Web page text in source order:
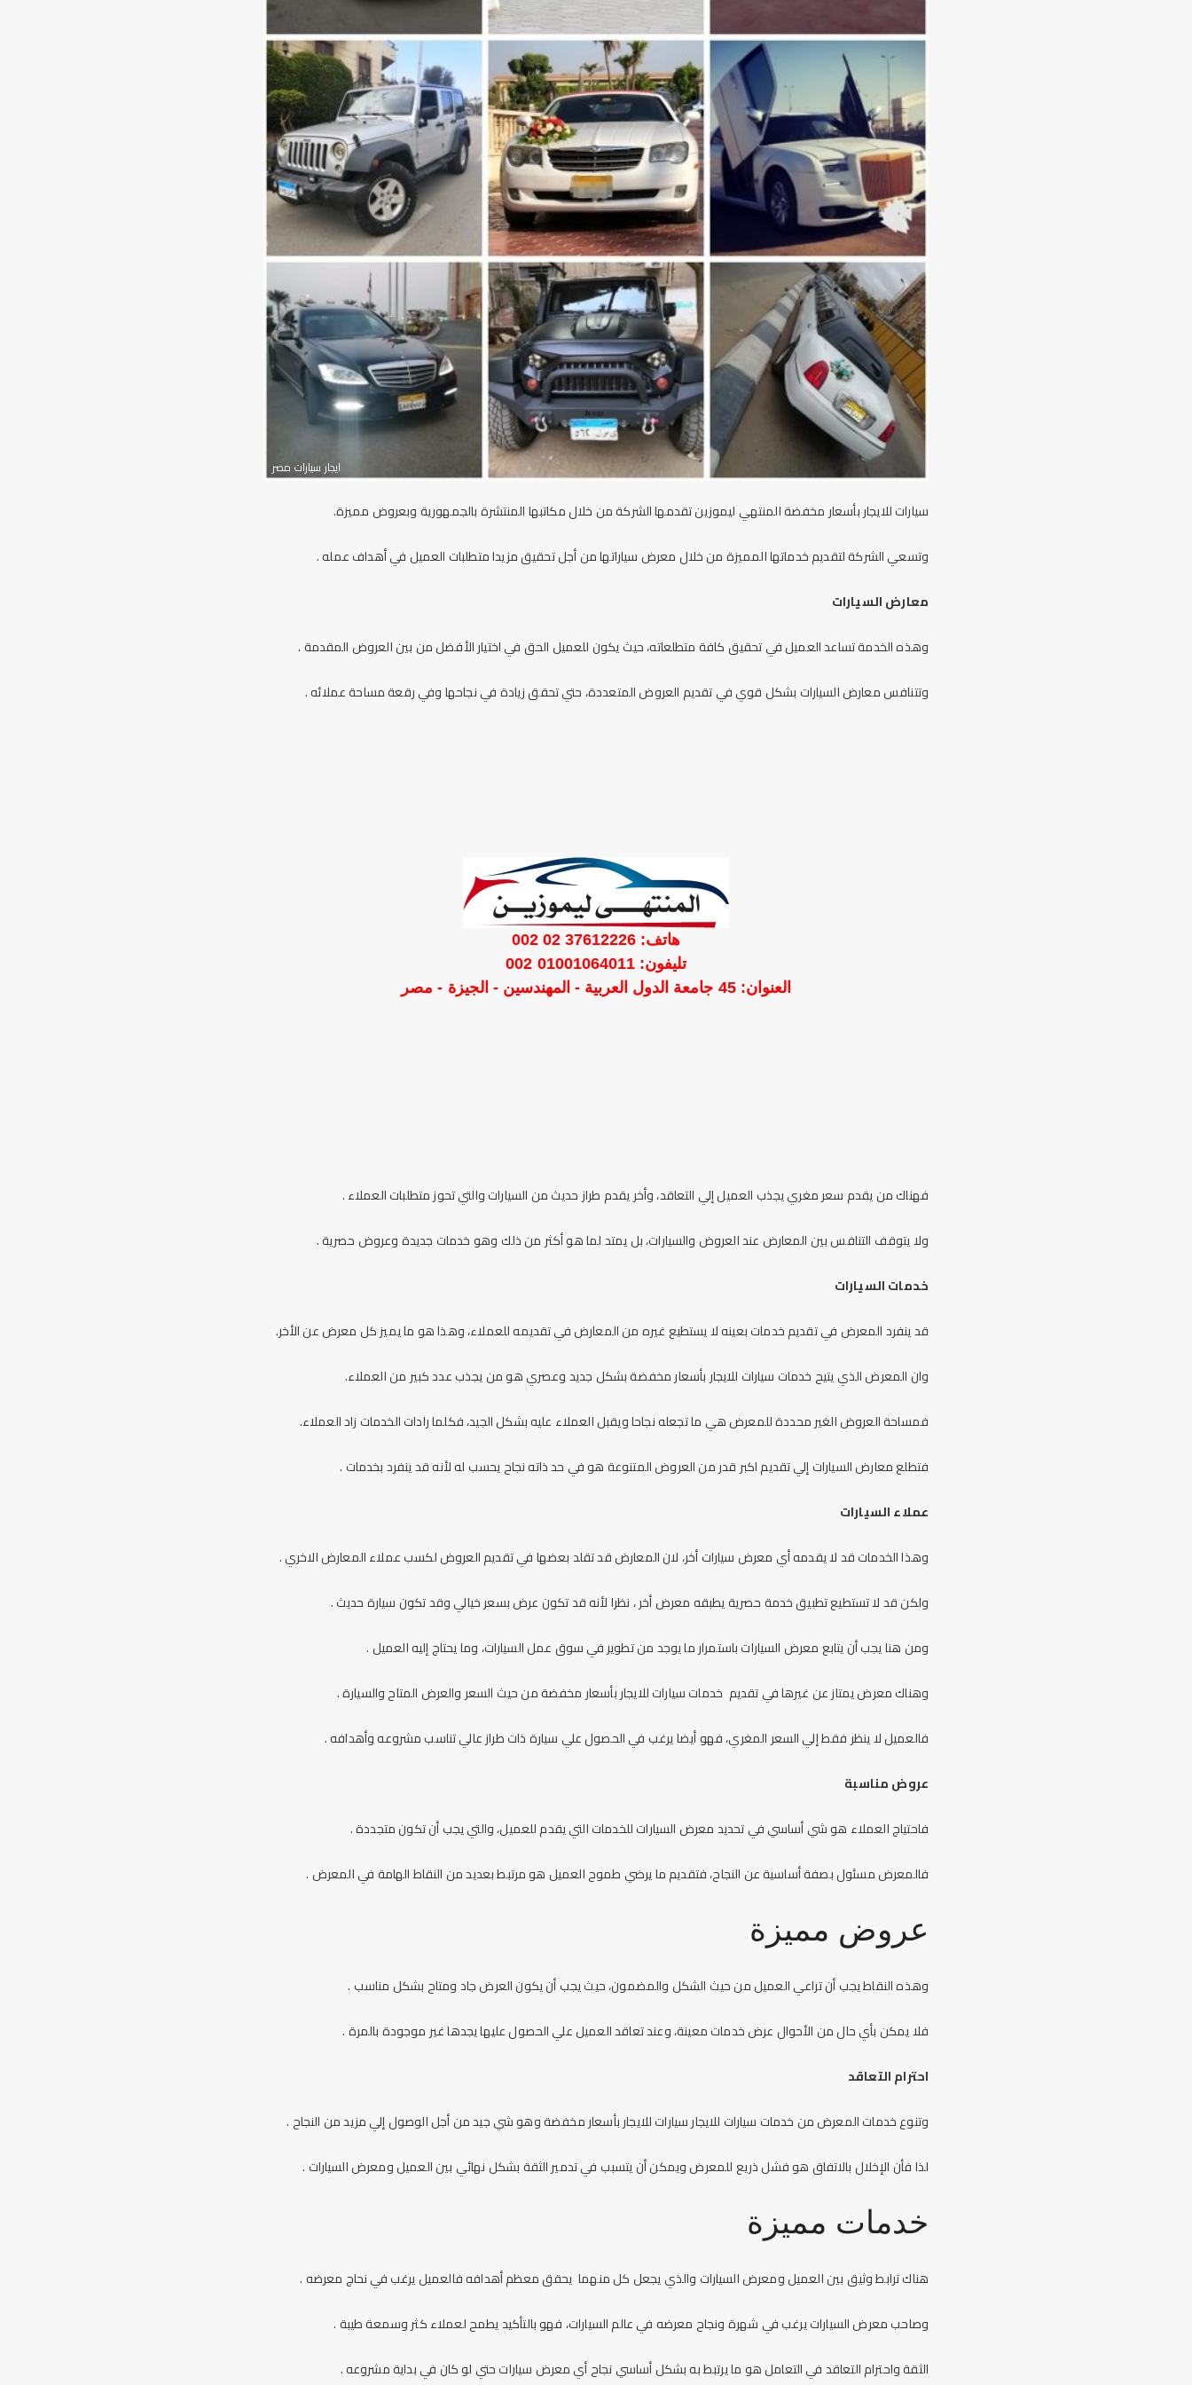
ايجار سيارات مصر
سيارات للايجار بأسعار مخفضةالمنتهي ليموزينتقدمها الشركة من خلال مكاتبها المنتشرة بالجمهورية وبعروض مميزة.
وتسعي الشركة لتقديم خدماتها المميزة من خلال معرض سياراتها من أجل تحقيق مزيدا متطلبات العميل في أهداف عمله .
معارض السيارات
وهذه الخدمة تساعد العميل في تحقيق كافة متطلعاته، حيث يكون للعميل الحق في اختيار الأفضل من بين العروض المقدمة .
وتتنافس معارض السيارات بشكل قوي في تقديم العروض المتعددة، حتي تحقق زيادة في نجاحها وفي رقعة مساحة عملائه .
هاتف: 37612226 02 002
تليفون: 01001064011 002
العنوان: 45 جامعة الدول العربية - المهندسين - الجيزة - مصر
فهناك من يقدم سعر مغري يجذب العميل إلي التعاقد، وأخر يقدم طراز حديث من السيارات والتي تحوز متطلبات العملاء .
ولا يتوقف التنافس بين المعارض عند العروض والسيارات، بل يمتد لما هو أكثر من ذلك وهو خدمات جديدة وعروض حصرية .
خدمات السيارات
قد ينفرد المعرض في تقديم خدمات بعينه لا يستطيع غيره من المعارض في تقديمه للعملاء، وهذا هو ما يميز كل معرض عن الأخر.
وان المعرض الذي يتيح خدمات سيارات للايجار بأسعار مخفضة بشكل جديد وعصري هو من يجذب عدد كبير من العملاء.
فمساحة العروض الغير محددة للمعرض هي ما تجعله نجاحا ويقبل العملاء عليه بشكل الجيد، فكلما رادات الخدمات زاد العملاء.
فتطلع معارض السيارات إلي تقديم اكبر قدر من العروض المتنوعة هو في حد ذاته نجاح يحسب له لأنه قد ينفرد بخدمات .
عملاء السيارات
وهذا الخدمات قد لا يقدمه أي معرض سيارات أخر، لان المعارض قد تقلد بعضها في تقديم العروض لكسب عملاء المعارض الاخري .
ولكن قد لا تستطيع تطبيق خدمة حصرية يطبقه معرض أخر ، نظرا لأنه قد تكون عرض بسعر خيالي وقد تكون سيارة حديث .
ومن هنا يجب أن يتابع معرض السيارات باستمرار ما يوجد من تطوير في سوق عمل السيارات، وما يحتاج إليه العميل .
وهناك معرض يمتاز عن غيرها في تقديم خدمات سيارات للايجار بأسعار مخفضة من حيث السعر والعرض المتاح والسيارة .
فالعميل لا ينظر فقط إلي السعر المغري، فهو أيضا يرغب في الحصول علي سيارة ذات طراز عالي تناسب مشروعه وأهدافه .
عروض مناسبة
فاحتياج العملاء هو شي أساسي في تحديد معرض السيارات للخدمات التي يقدم للعميل، والتي يجب أن تكون متجددة .
فالمعرض مسئول بصفة أساسية عن النجاح، فتقديم ما يرضي طموح العميل هو مرتبط بعديد من النقاط الهامة في المعرض .
عروض مميزة
وهذه النقاط يجب أن تراعي العميل من حيث الشكل والمضمون، حيث يجب أن يكون العرض جاد ومتاح بشكل مناسب .
فلا يمكن بأي حال من الأحوال عرض خدمات معينة، وعند تعاقد العميل علي الحصول عليها يجدها غير موجودة بالمرة .
احترام التعاقد
وتنوع خدمات المعرض من خدمات سيارات للايجارسيارات للايجار بأسعار مخفضة وهو شي جيد من أجل الوصول إلي مزيد من النجاح .
لذا فأن الإخلال بالاتفاق هو فشل ذريع للمعرض ويمكن أن يتسبب في تدمير الثقة بشكل نهائي بين العميل ومعرض السيارات .
خدمات مميزة
هناك ترابط وثيق بين العميل ومعرض السيارات والذي يجعل كل منهما يحقق معظم أهدافه فالعميل يرغب في نحاج معرضه .
وصاحب معرض السيارات يرغب في شهرة ونجاح معرضه في عالم السيارات، فهو بالتأكيد يطمح لعملاء كثر وسمعة طيبة .
الثقة واحترام التعاقد في التعامل هو ما يرتبط به بشكل أساسي نجاح أي معرض سيارات حتي لو كان في بداية مشروعه .